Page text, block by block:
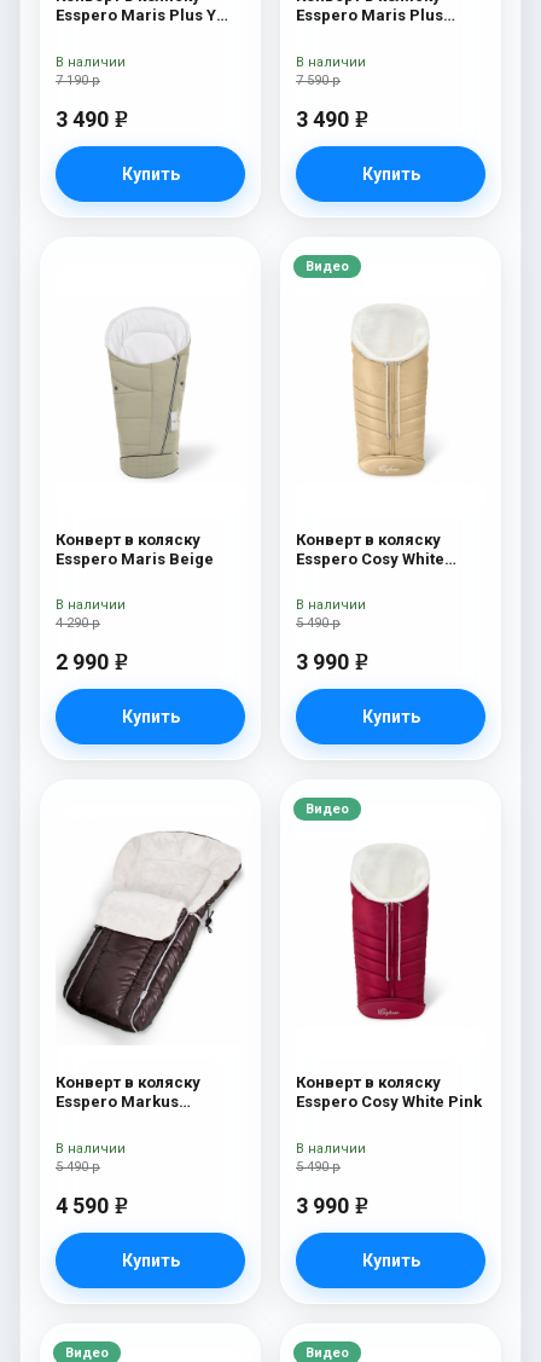
Esspero Maris Plus Y
мех) Beige
7 190 р
3 490 e
Купить
В наличии
Esspero Maris Plus
7 590 р
3 490 e
Купить
В наличии
Конверт в коляску
Esspero Maris Beige
4 290 р
2 990 e
Купить
В наличии
Видео
Конверт в коляску
Esspero Cosy White
5 490 р
3 990 e
Купить
В наличии
Конверт в коляску
Esspero Markus
шерсть) Chocolat
5 490 р
4 590 e
Купить
В наличии
Видео
Конверт в коляску
Esspero Cosy White Pink
5 490 р
3 990 e
Купить
В наличии
Видео Видео